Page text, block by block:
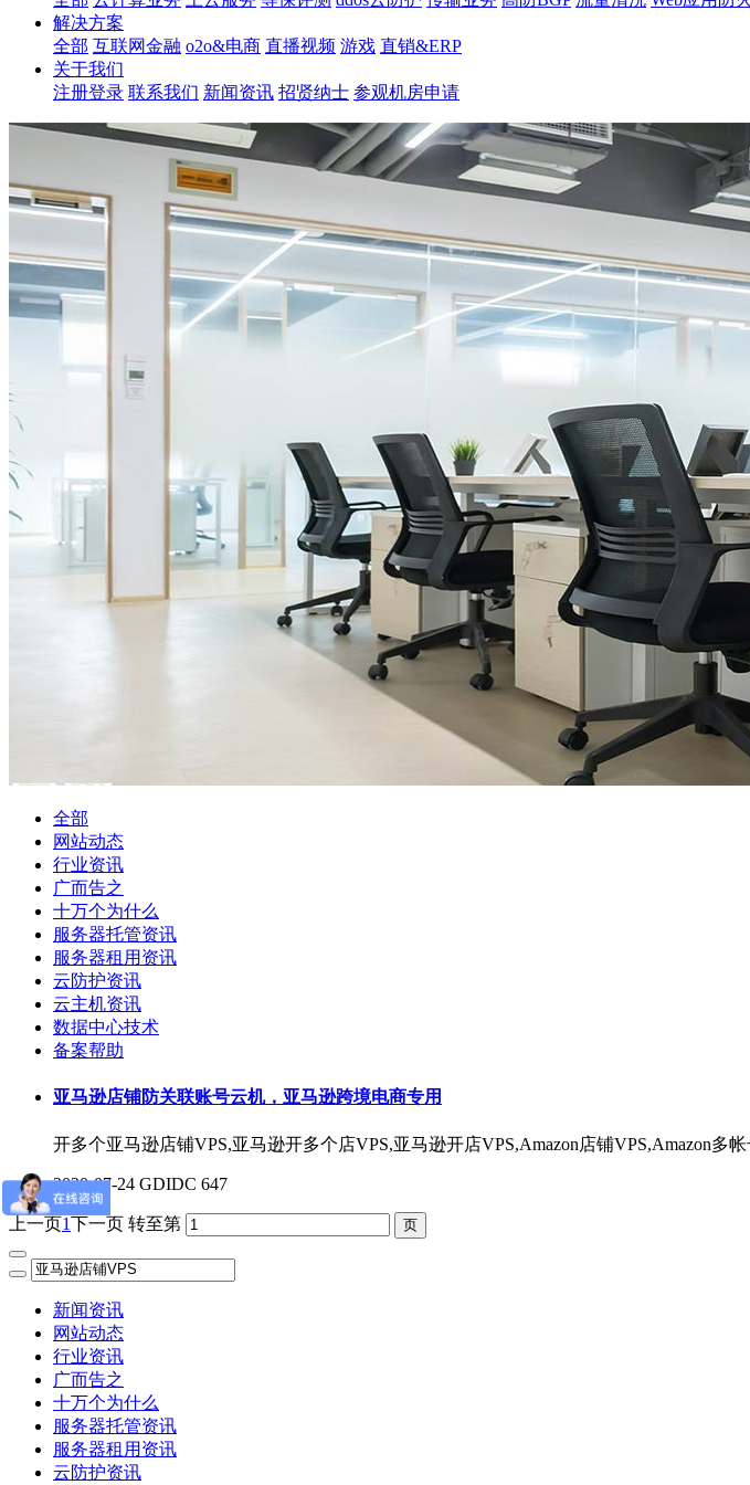
解决方案
全部 互联网金融 o2o&电商 直播视频 游戏 直销&ERP
关于我们
注册登录 联系我们 新闻资讯 招贤纳士 参观机房申请
全部
网站动态
行业资讯
广而告之
十万个为什么
服务器托管资讯
服务器租用资讯
云防护资讯
云主机资讯
数据中心技术
备案帮助
亚马逊店铺防关联账号云机，亚马逊跨境电商专用
开多个亚马逊店铺VPS,亚马逊开多个店VPS,亚马逊开店VPS,Amazon店铺VPS,Amazon多
2020-07-24 GDIDC 647
上一页1下一页 转至第
新闻资讯
网站动态
行业资讯
广而告之
十万个为什么
服务器托管资讯
服务器租用资讯
云防护资讯